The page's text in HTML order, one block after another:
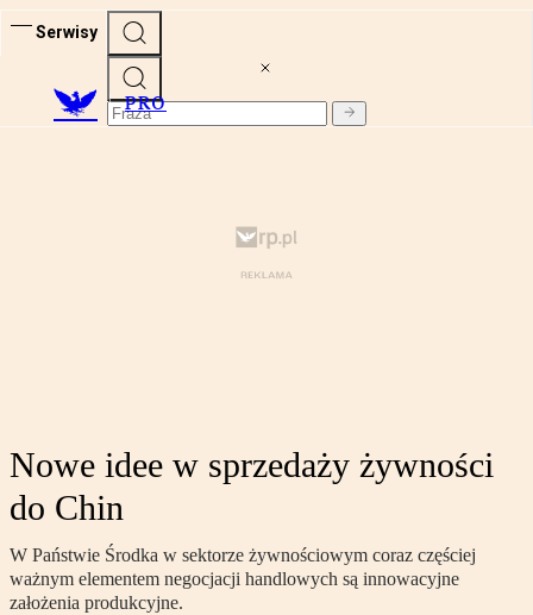
Serwisy
PRO
Nowe idee w sprzedaży żywności
do Chin
W Państwie Środka w sektorze żywnościowym coraz częściej
ważnym elementem negocjacji handlowych są innowacyjne
założenia produkcyjne.